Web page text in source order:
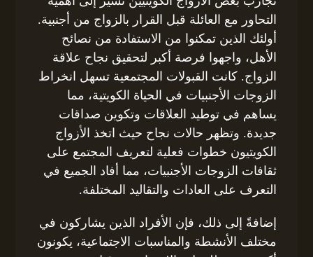
التحاور مع العائلة قبل القرار بالزواج من أجنبية.
أولئك الذين تمكنوا من الاستفادة من نصائح
الأهل، واجهوا فرصة أكبر لتحقيق نجاح علاقة
الزواج. كانت القبولات المجتمعية تسهل انخراط
الزوجات الأجنبيات في الحياة الكويتية، مما
يساهم في توطيد العلاقات وتكوين صداقات
جديدة. وتظهر حالات نجاح حيث اتخذ الأزواج
الكويتيون خطوات فعلية لتعريف المجتمع على
ثقافات الزوجات الأجنبيات، مما أفاد الجميع في
التعرف على العادات والتقاليد المختلفة.
إضافةً إلى ذلك، فإن الأفراد الذين يشاركون في
مختلف الأنشطة والمناسبات الاجتماعية، يكونون